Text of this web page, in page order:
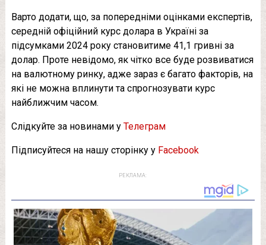
Варто додати, що, за попередніми оцінками експертів,
середній офіційний курс долара в Україні за
підсумками 2024 року становитиме 41,1 гривні за
долар. Проте невідомо, як чітко все буде розвиватися
на валютному ринку, адже зараз є багато факторів, на
які не можна вплинути та спрогнозувати курс
найближчим часом.
Слідкуйте за новинами у Телеграм
Підписуйтеся на нашу сторінку у Facebook
РЕКЛАМА: